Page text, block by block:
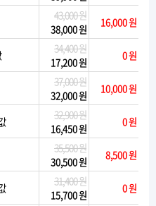
43,000 원
38,000 원
16,000 원
34,400 원
17,200 원
0 원
37,000 원
32,000 원
10,000 원
32,900 원
16,450 원
0 원
35,500 원
30,500 원
8,500 원
31,400 원
15,700 원
0 원